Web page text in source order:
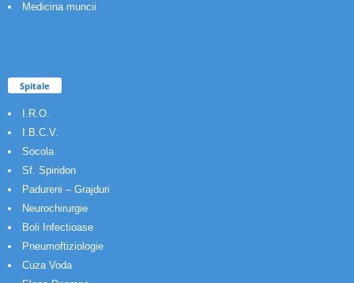
Medicina muncii
Spitale
I.R.O.
I.B.C.V.
Socola
Sf. Spiridon
Padureni – Grajduri
Neurochirurgie
Boli Infectioase
Pneumoftiziologie
Cuza Voda